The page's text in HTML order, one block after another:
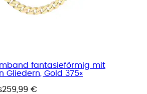
fantasieförmig mit
Gliedern, Gold 375«
259,99 €